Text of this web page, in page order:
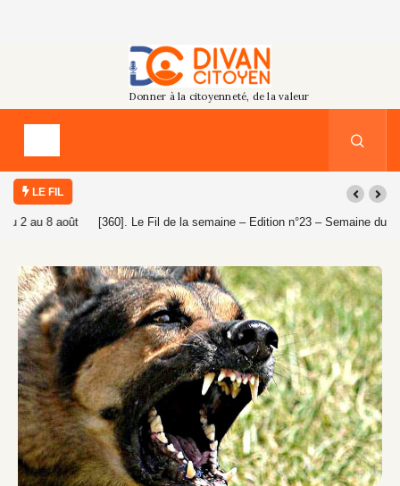
LE FIL
[360]. Le Fil de la semaine – Edition n°23 – Semaine du 26 juillet au 1er